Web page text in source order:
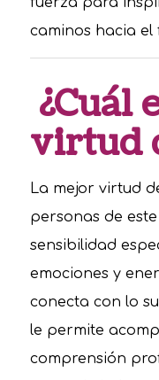
caminos hacia el
¿Cuál
virtud
La mejor virtud
personas de
sensibilidad
emociones y
conecta con lo
le permite
comprensión